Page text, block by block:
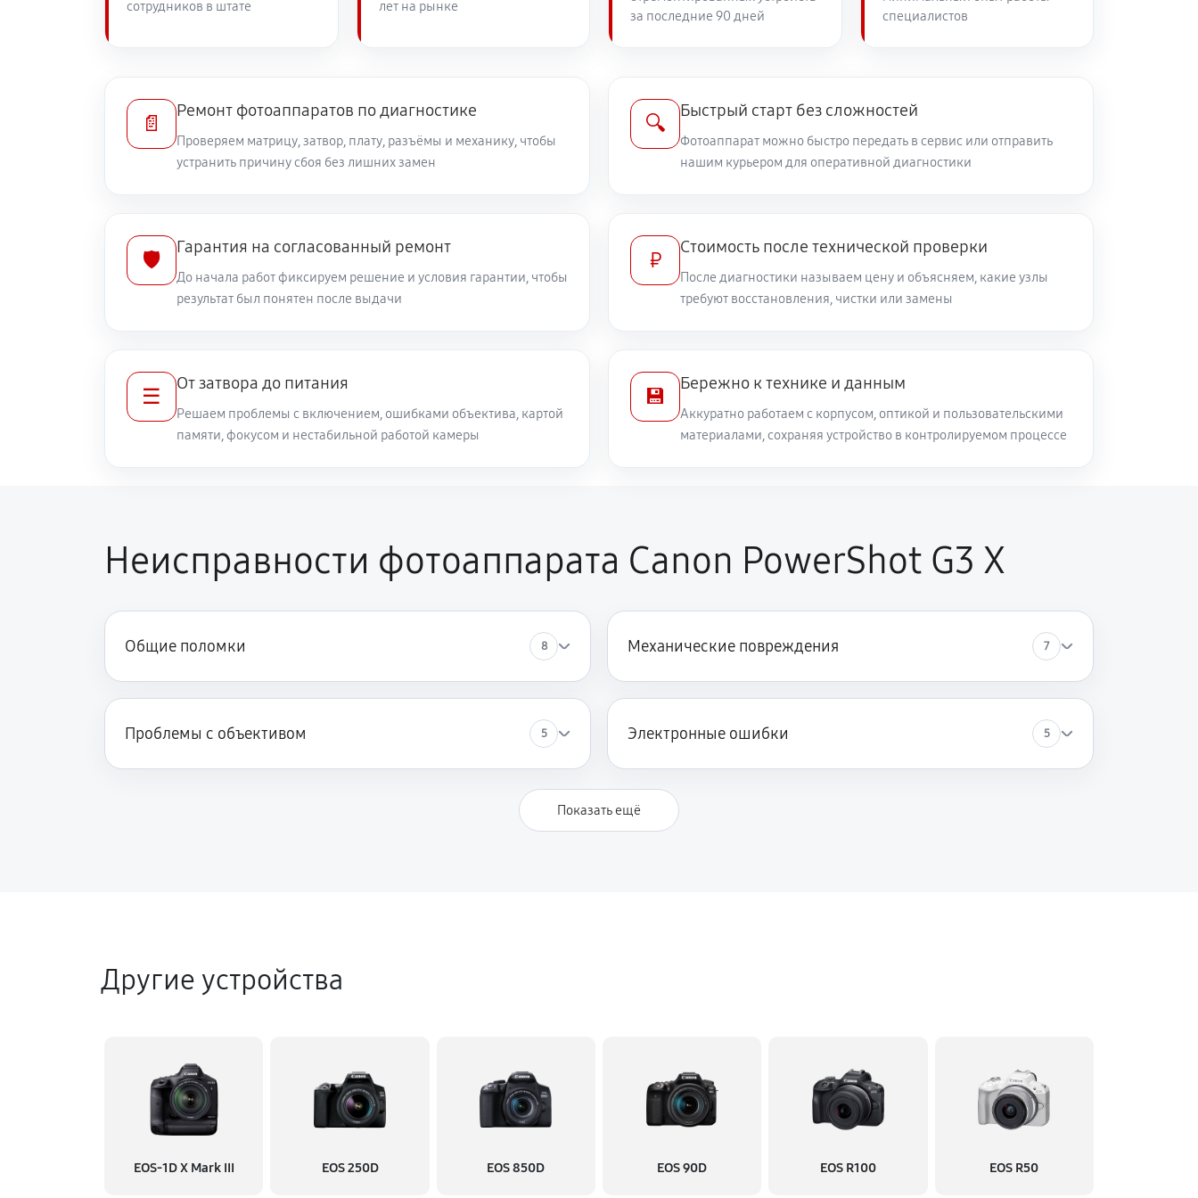
Замена линз фотоаппарата Canon PowerShot G3 X 60 минут
Замена диска управления 1890 руб 60 минут
Замена вспышки фотоаппарата Canon PowerShot G3 X 2750 руб 60 минут
Комплексная чистка фотоаппарата Canon PowerShot G3 X 3150 руб 60 минут Заказать
сотрудников в штате лет на рынке
за последние 90 дней
специалистов
📄
Ремонт фотоаппаратов по диагностике
Проверяем матрицу, затвор, плату, разъёмы и механику, чтобы
устранить причину сбоя без лишних замен
🔍
Быстрый старт без сложностей
Фотоаппарат можно быстро передать в сервис или отправить
нашим курьером для оперативной диагностики
🛡️
Гарантия на согласованный ремонт
До начала работ фиксируем решение и условия гарантии, чтобы
результат был понятен после выдачи
₽
Стоимость после технической проверки
После диагностики называем цену и объясняем, какие узлы
требуют восстановления, чистки или замены
☰
От затвора до питания
Решаем проблемы с включением, ошибками объектива, картой
памяти, фокусом и нестабильной работой камеры
💾
Бережно к технике и данным
Аккуратно работаем с корпусом, оптикой и пользовательскими
материалами, сохраняя устройство в контролируемом процессе
Неисправности фотоаппарата Canon PowerShot G3 X
Общие поломки 8 Механические повреждения 7
Проблемы с объективом 5 Электронные ошибки 5
Показать ещё
Другие устройства
EOS‑1D X Mark III EOS 250D EOS 850D EOS 90D EOS R100 EOS R50